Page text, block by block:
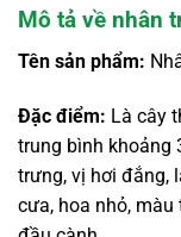
Mô tả về nhân
Tên sản phẩm:
Đặc điểm: Là cây
trung bình khoảng
trưng, vị hơi đắng,
cưa, hoa nhỏ,